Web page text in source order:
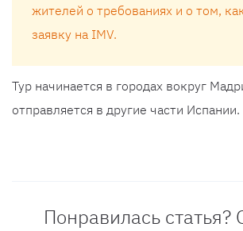
жителей о требованиях и о том,
заявку на IMV.
Тур начинается в городах вокруг
отправляется в другие части Испании.
Понравилась статья?